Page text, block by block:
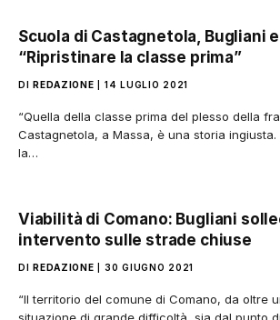
Scuola di Castagnetola, Bugliani
“Ripristinare la classe prima”
DI REDAZIONE 14 LUGLIO 2021
“Quella della classe prima del plesso della
Castagnetola, a Massa, è una storia
la…
Viabilità di Comano: Bugliani
intervento sulle strade chiuse
DI REDAZIONE 30 GIUGNO 2021
“Il territorio del comune di Comano, da oltre
situazione di grande difficoltà, sia dal punto